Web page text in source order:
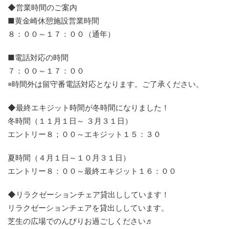
◆営業時間のご案内
■黄金崎休憩施設営業時間
８：００～１７：００（通年）
■電話対応の時間
７：００～１７：００
※時間外は留守番電話対応となります。ご了承ください。
◆最終エキジット時間が冬時間になりました！
冬時間（１１月１日～ ３月３１日）
エントリー８；００～エキジット１５：３０
夏時間（４月１日～１０月３１日）
エントリー８：００～最終エキジット１６：００
◆リラクゼーションチェア貸出ししています！
リラクゼーションチェアを貸出ししています。
芝生の広場でのんびりお過ごしください♬